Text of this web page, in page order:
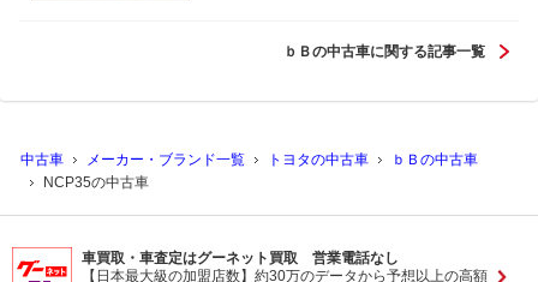
ｂＢの中古車に関する記事一覧
中古車 メーカー・ブランド一覧 トヨタの中古車
ｂＢの中古車
NCP35の中古車
車買取・車査定はグーネット買取 営業電話なし
【日本最大級の加盟店数】約30万のデータから予想以上の高額